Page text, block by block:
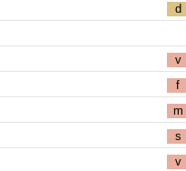
d
v
f
m
s
v